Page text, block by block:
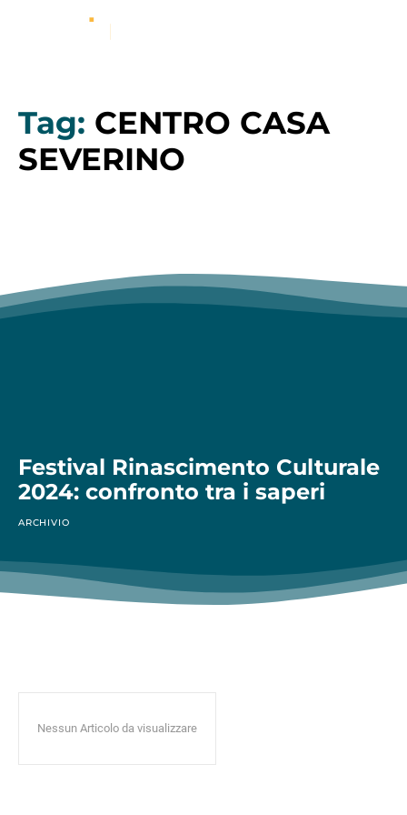
Tag: CENTRO CASA
SEVERINO
Festival Rinascimento Culturale
2024: confronto tra i saperi
ARCHIVIO
Nessun Articolo da visualizzare